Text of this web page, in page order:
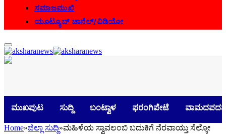
ಸಮಾಜಮುಖಿ
ಯೂಟ್ಯೂಬ್ ಚಾನೆಲ್/ವಿಡಿಯೋ
ಮುಖಪುಟ ಸುದ್ದಿ ಬಂಟ್ವಾಳ ಫರಂಗಿಪೇಟೆ
Home»ಜಿಲ್ಲಾ ಸುದ್ದಿ»ಮಹಿಳೆಯ ಸ್ವಾವಲಂಬಿ ಬದುಕಿಗೆ ನೆರವಾಯ್ತು ಸೆಲ್ಕೋ